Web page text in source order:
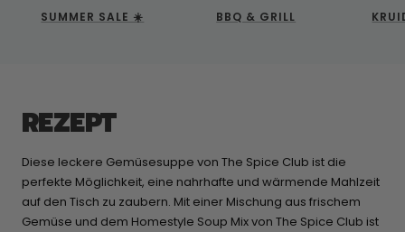
SUMMER SALE ☀️ BBQ & GRILL
REZEPT
Diese leckere Gemüsesuppe von The Spice Club ist die
perfekte Möglichkeit, eine nahrhafte und wärmende Mahlzeit
auf den Tisch zu zaubern. Mit einer Mischung aus frischem
Gemüse und dem Homestyle Soup Mix von The Spice Club ist